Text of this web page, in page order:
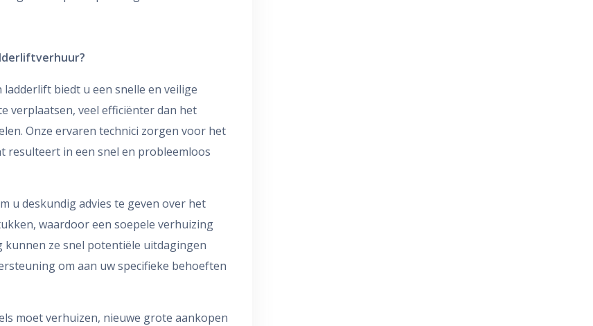
ladderlift biedt u een snelle en veilige
verplaatsen, veel efficiënter dan het
Onze ervaren technici zorgen voor het
resulteert in een snel en probleemloos
u deskundig advies te geven over het
waardoor een soepele verhuizing
ze snel potentiële uitdagingen
om aan uw specifieke behoeften
moet verhuizen, nieuwe grote aankopen